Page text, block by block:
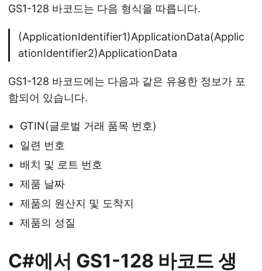
GS1-128 바코드는 다음 형식을 따릅니다.
(ApplicationIdentifier1)ApplicationData(Applic
ationIdentifier2)ApplicationData
GS1-128 바코드에는 다음과 같은 유용한 정보가 포
함되어 있습니다.
GTIN(글로벌 거래 품목 번호)
일련 번호
배치 및 로트 번호
제품 날짜
제품의 원산지 및 도착지
제품의 성질
C#에서 GS1-128 바코드 생